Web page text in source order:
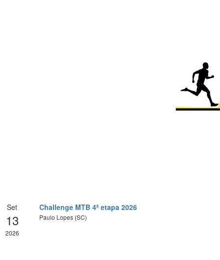
Set
13
2026
Challenge MTB 4ª etapa 2026
Paulo Lopes (SC)